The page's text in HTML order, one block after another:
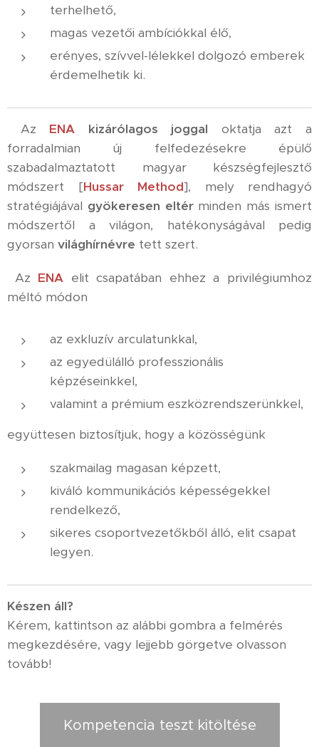
terhelhető,
magas vezetői ambíciókkal élő,
erényes, szívvel-lélekkel dolgozó emberek
érdemelhetik ki.
Az ENA kizárólagos joggal oktatja azt a
forradalmian új felfedezésekre épülő
szabadalmaztatott magyar készségfejlesztő
módszert [Hussar Method], mely rendhagyó
stratégiájával gyökeresen eltérminden más ismert
módszertől a világon, hatékonyságával pedig
gyorsan világhírnévre tett szert.
Az ENA elit csapatában ehhez a privilégiumhoz
méltó módon
az exkluzív arculatunkkal,
az egyedülálló professzionális
képzéseinkkel,
valamint a prémium eszközrendszerünkkel,
együttesen biztosítjuk, hogy a közösségünk
szakmailag magasan képzett,
kiváló kommunikációs képességekkel
rendelkező,
sikeres csoportvezetőkből álló, elit csapat
legyen.
Készen áll?
Kérem, kattintson az alábbi gombra a felmérés
megkezdésére, vagy lejjebb görgetve olvasson
tovább!
Kompetencia teszt kitöltése